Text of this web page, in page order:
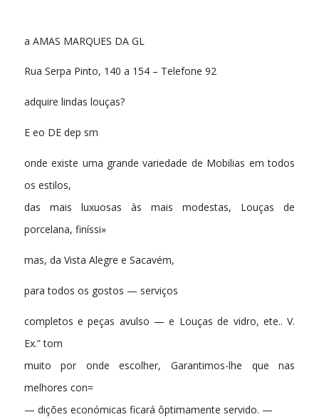
a AMAS MARQUES DA GL
Rua Serpa Pinto, 140 a 154 – Telefone 92
adquire lindas louças?
E eo DE dep sm
onde existe uma grande variedade de Mobilias em todos
os estilos,
das mais luxuosas às mais modestas, Louças de
porcelana, finíssi»
mas, da Vista Alegre e Sacavém,
para todos os gostos — serviços
completos e peças avulso — e Louças de vidro, ete.. V.
Ex.” tom
muito por onde escolher, Garantimos-lhe que nas
melhores con=
— dições económicas ficará ôptimamente servido. —